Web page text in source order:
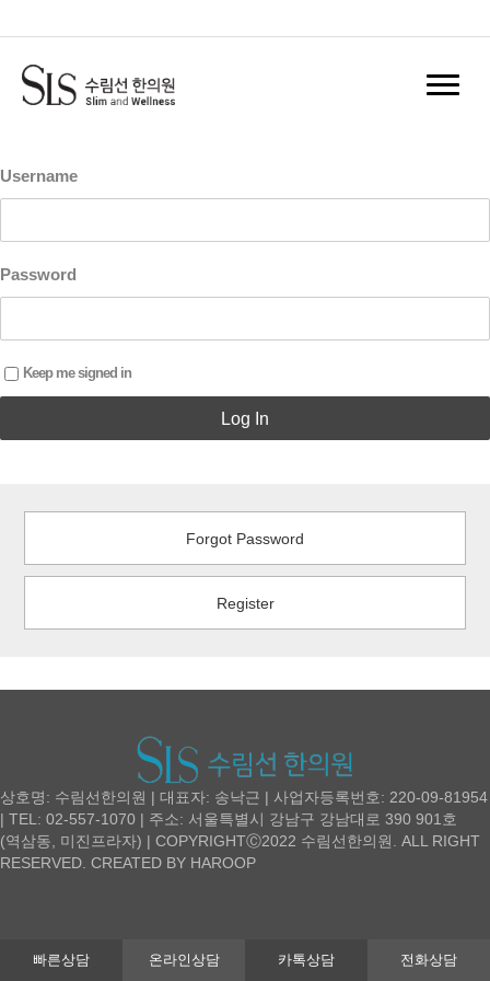
Username
Password
Keep me signed in
Log In
Forgot Password
Register
빠른상담 온라인상담 카톡상담 전화상담
상호명: 수림선한의원 | 대표자: 송낙근 | 사업자등록번호: 220-09-81954
| TEL: 02-557-1070 | 주소: 서울특별시 강남구 강남대로 390 901호
(역삼동, 미진프라자) | COPYRIGHTⒸ2022 수림선한의원. ALL RIGHT
RESERVED. CREATED BY HAROOP